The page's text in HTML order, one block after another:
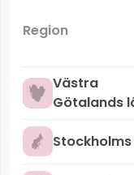
Region
Västra
Götalands